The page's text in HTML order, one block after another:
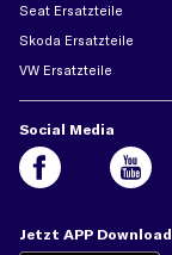
Seat Ersatzteile
Skoda Ersatzteile
VW Ersatzteile
Social Media
Jetzt APP